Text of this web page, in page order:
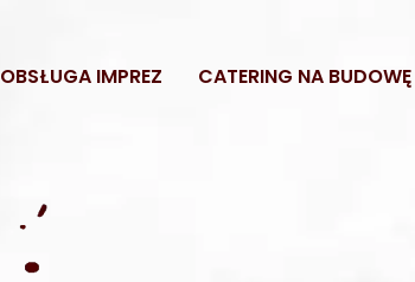
OBSŁUGA IMPREZ CATERING NA BUDOWĘ